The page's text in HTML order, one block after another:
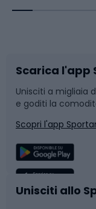
Bushcraft
Corsa
Sport di
Caschi da
Slitte e slittini
Snowboard
Camminata
Nuoto
Scarica l'app
Unisciti a migliaia
e goditi la
Scopri l'app
Unisciti allo